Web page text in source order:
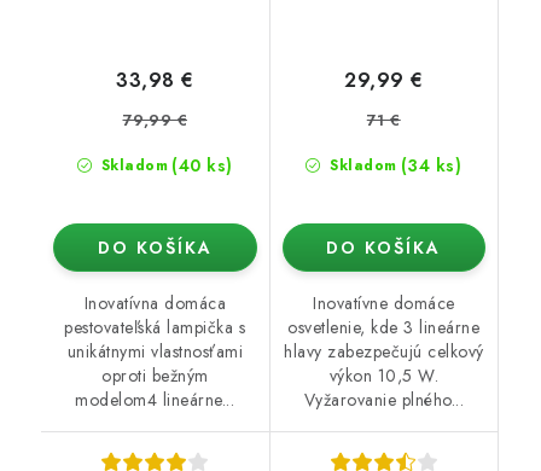
Skladom (40 ks)
33,98 €
79,99 €
DO KOŠÍKA
Inovatívna domáca
pestovateľská lampička s
unikátnymi vlastnosťami
oproti bežným
modelom4 lineárne...
Skladom (34 ks)
29,99 €
71 €
DO KOŠÍKA
Inovatívne domáce
osvetlenie, kde 3 lineárne
hlavy zabezpečujú celkový
výkon 10,5 W.
Vyžarovanie plného...